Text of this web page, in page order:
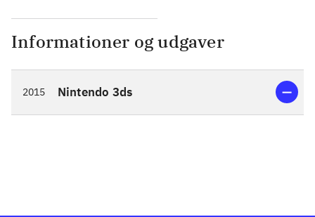
Informationer og udgaver
2015 Nintendo 3ds